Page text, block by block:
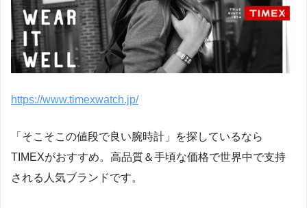
https://www.timexwatch.jp/
「そこそこの値段で良い腕時計」を探しているなら
TIMEXがおすすめ。高品質＆手頃な価格で世界中で支持
される人気ブランドです。